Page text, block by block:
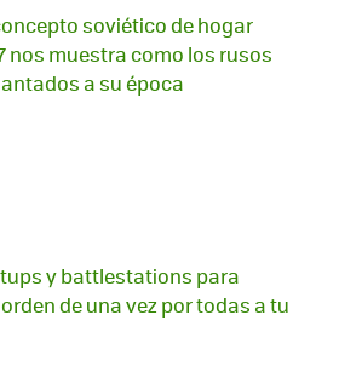
soviético de hogar
nos muestra como los rusos
a su época
y battlestations para
de una vez por todas a tu